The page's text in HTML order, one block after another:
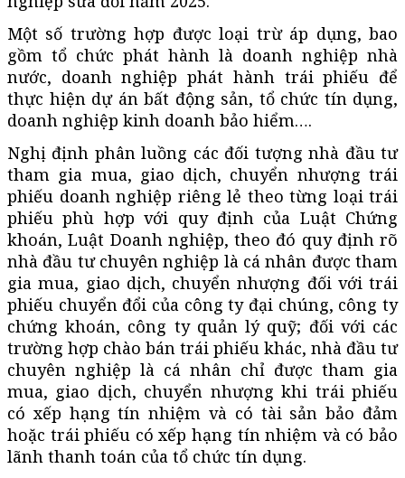
Một số trường hợp được loại trừ áp dụng, bao
gồm tổ chức phát hành là doanh nghiệp nhà
nước, doanh nghiệp phát hành trái phiếu để
thực hiện dự án bất động sản, tổ chức tín dụng,
doanh nghiệp kinh doanh bảo hiểm….
Nghị định phân luồng các đối tượng nhà đầu tư
tham gia mua, giao dịch, chuyển nhượng trái
phiếu doanh nghiệp riêng lẻ theo từng loại trái
phiếu phù hợp với quy định của Luật Chứng
khoán, Luật Doanh nghiệp, theo đó quy định rõ
nhà đầu tư chuyên nghiệp là cá nhân được tham
gia mua, giao dịch, chuyển nhượng đối với trái
phiếu chuyển đổi của công ty đại chúng, công ty
chứng khoán, công ty quản lý quỹ; đối với các
trường hợp chào bán trái phiếu khác, nhà đầu tư
chuyên nghiệp là cá nhân chỉ được tham gia
mua, giao dịch, chuyển nhượng khi trái phiếu
có xếp hạng tín nhiệm và có tài sản bảo đảm
hoặc trái phiếu có xếp hạng tín nhiệm và có bảo
lãnh thanh toán của tổ chức tín dụng.